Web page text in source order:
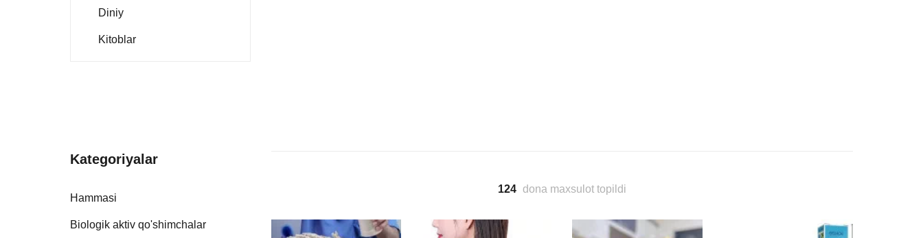
Diniy
Kitoblar
Kategoriyalar
Hammasi
Biologik aktiv qo'shimchalar
124 dona maxsulot topildi